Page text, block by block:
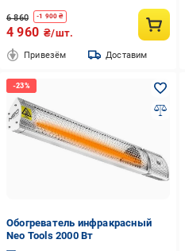
6 860 -1 900 ₴
4 960 ₴/шт.
Привезём Доставим
Обогреватель инфракрасный
Neo Tools 2000 Вт